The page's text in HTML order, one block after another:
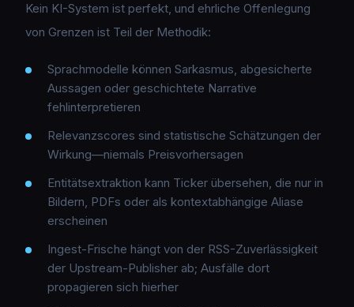
Kein KI-System ist perfekt, und ehrliche Offenlegung
von Grenzen ist Teil der Methodik:
Sprachmodelle können Sarkasmus, abgesicherte
Aussagen oder geschichtete Narrative
fehlinterpretieren
Relevanzscores sind statistische Schätzungen der
Wirkung—niemals Preisvorhersagen
Entitätsextraktion kann Ticker übersehen, die nur in
Bildern, PDFs oder als kontextabhängige Aliase
erscheinen
Ingest-Frische hängt von der RSS-Zuverlässigkeit
der Upstream-Publisher ab; Ausfälle dort
propagieren sich hierher